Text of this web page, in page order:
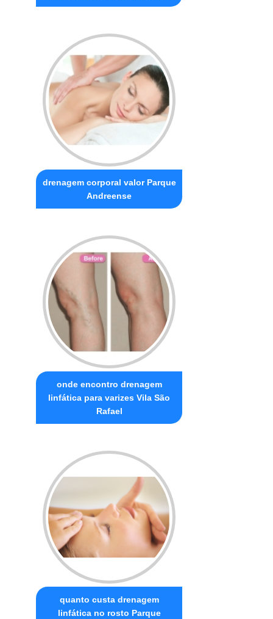
drenagem corporal valor Parque
Andreense
onde encontro drenagem
linfática para varizes Vila São
Rafael
quanto custa drenagem
linfática no rosto Parque